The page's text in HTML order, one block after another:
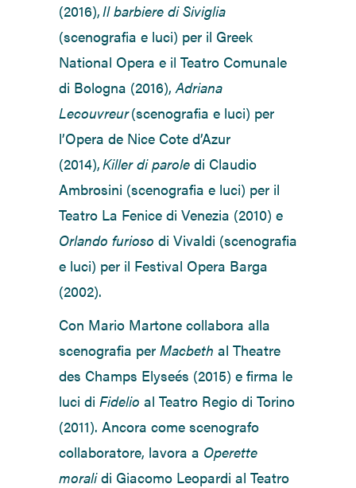
(2016),Il barbiere di Siviglia
(scenografia e luci) per il Greek
National Opera e il Teatro Comunale
di Bologna (2016),Adriana
Lecouvreur(scenografia e luci) per
l’Opera de Nice Cote d’Azur
(2014),Killer di parole di Claudio
Ambrosini (scenografia e luci) per il
Teatro La Fenice di Venezia (2010) e
Orlando furioso di Vivaldi (scenografia
e luci) per il Festival Opera Barga
(2002).
Con Mario Martone collabora alla
scenografia per Macbeth al Theatre
des Champs Elyseés (2015) e firma le
luci di Fidelio al Teatro Regio di Torino
(2011). Ancora come scenografo
collaboratore, lavora a Operette
moralidi Giacomo Leopardi al Teatro